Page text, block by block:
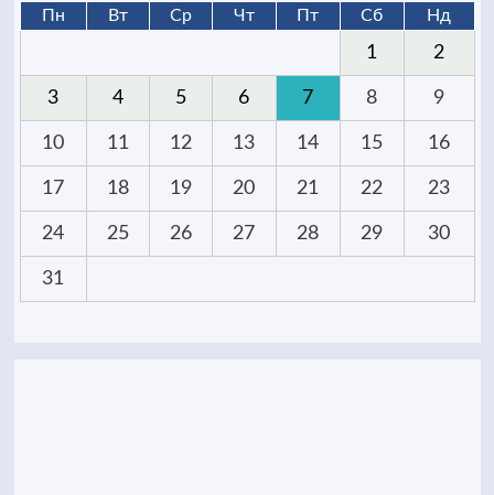
Пн Вт Ср Чт Пт Сб Нд
1 2
3 4 5 6 7 8 9
10 11 12 13 14 15 16
17 18 19 20 21 22 23
24 25 26 27 28 29 30
31